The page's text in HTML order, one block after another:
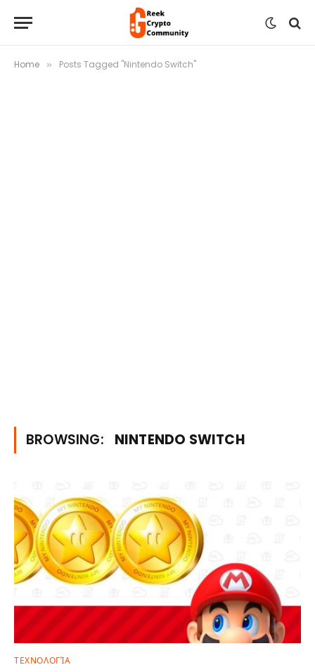
Home » Posts Tagged "Nintendo Switch"
BROWSING: NINTENDO SWITCH
ΤΕΧΝΟΛΟΓΊΑ